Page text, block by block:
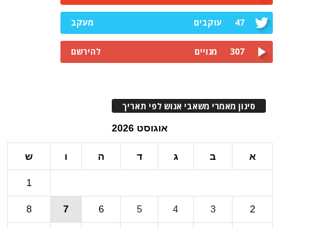
47 עוקבים מעקב
307 מנויים להירשם
סינון מאמרי משאבי אנוש לפי תאריך
אוגוסט 2026
א ב ג ד ה ו ש
1
2
3
4
5
6
7
8